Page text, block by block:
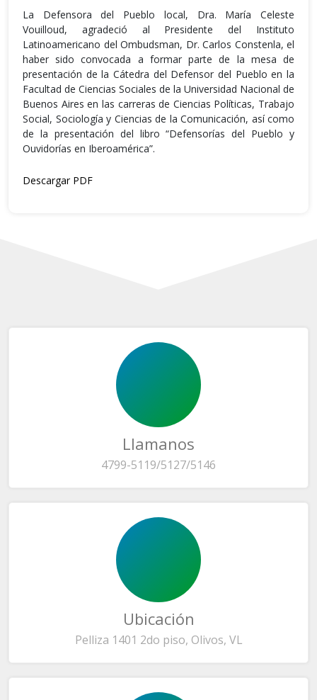
La Defensora del Pueblo local, Dra. María Celeste
Vouilloud, agradeció al Presidente del Instituto
Latinoamericano del Ombudsman, Dr. Carlos Constenla, el
haber sido convocada a formar parte de la mesa de
presentación de la Cátedra del Defensor del Pueblo en la
Facultad de Ciencias Sociales de la Universidad Nacional de
Buenos Aires en las carreras de Ciencias Políticas, Trabajo
Social, Sociología y Ciencias de la Comunicación, así como
de la presentación del libro “Defensorías del Pueblo y
Ouvidorías en Iberoamérica”.
Descargar PDF
Llamanos
4799-5119/5127/5146
Ubicación
Pelliza 1401 2do piso, Olivos, VL